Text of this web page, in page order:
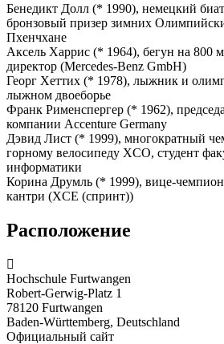
Бенедикт Долл (* 1990), немецкий
бронзовый призер зимних
Пхенчхане
Аксель Харрис (* 1964), бегун на 800
директор (Mercedes-Benz GmbH)
Георг Хеттих (* 1978), лыжник и
лыжном двоеборье
Франк Рименспергер (* 1962),
компании Accenture Germany
Дэвид Лист (* 1999), многократный
горному велосипеду XCO, студент
информатики
Корина Друмль (* 1999), вице-
кантри (XCE (спринт))
Расположение
Hochschule Furtwangen
Robert-Gerwig-Platz 1
78120 Furtwangen
Baden-Württemberg, Deutschland
Официальный сайт